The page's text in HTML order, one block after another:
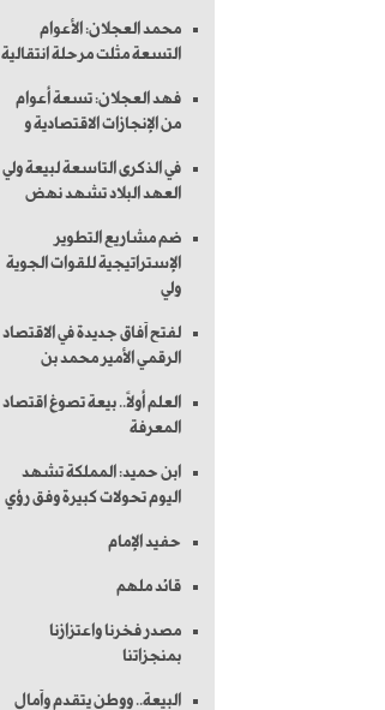
محمد العجلان: الأعوام
التسعة مثلت مرحلة انتقالية
فهد العجلان: تسعة أعوام
من الإنجازات الاقتصادية و
في الذكرى التاسعة لبيعة ولي
العهد البلاد تشهد نهض
ضم مشاريع التطوير
الإستراتيجية للقوات الجوية
ولي
لفتح آفاق جديدة في الاقتصاد
الرقمي الأمير محمد بن
العلم أولاً.. بيعة تصوغ اقتصاد
المعرفة
ابن حميد: المملكة تشهد
اليوم تحولات كبيرة وفق رؤي
حفيد الإمام
قائد ملهم
مصدر فخرنا واعتزازنا
بمنجزاتنا
البيعة.. ووطن يتقدم وآمال